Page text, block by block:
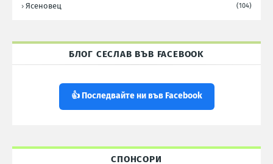
Ясеновец (104)
БЛОГ СЕСЛАВ ВЪВ FACEBOOK
👍 Последвайте ни във Facebook
СПОНСОРИ